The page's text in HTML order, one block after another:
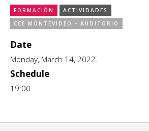
CCE en el interior/libros
Exposiciones
Formación
Género y Diversidad
Infantil y Juvenil
FORMACIÓN
ACTIVIDADES
CCE MONTEVIDEO - AUDITORIO
Date
Monday, March 14, 2022.
Schedule
19:00